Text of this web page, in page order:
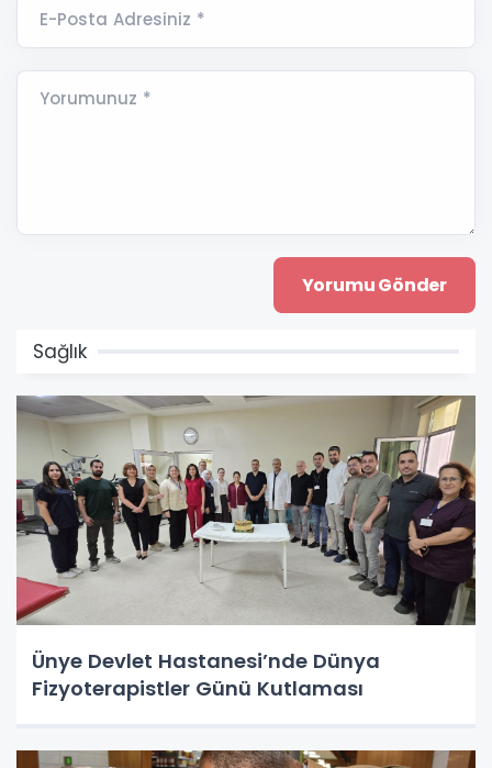
E-Posta Adresiniz *
Yorumunuz *
Sağlık
Ünye Devlet Hastanesi’nde Dünya
Fizyoterapistler Günü Kutlaması